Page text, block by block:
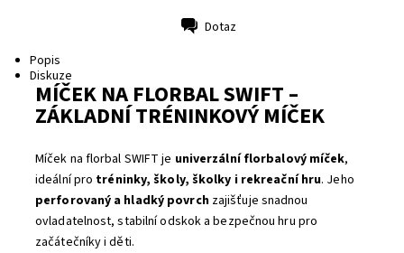
Dotaz
Popis
Diskuze
MÍČEK NA FLORBAL SWIFT –
ZÁKLADNÍ TRÉNINKOVÝ MÍČEK
Míček na florbal SWIFT je univerzální florbalový míček,
ideální pro tréninky, školy, školky i rekreační hru. Jeho
perforovaný a hladký povrchzajišťuje snadnou
ovladatelnost, stabilní odskok a bezpečnou hru pro
začátečníky i děti.